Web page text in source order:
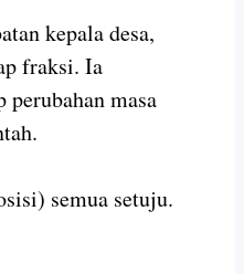
kepala desa,
fraksi. Ia
masa
semua setuju.